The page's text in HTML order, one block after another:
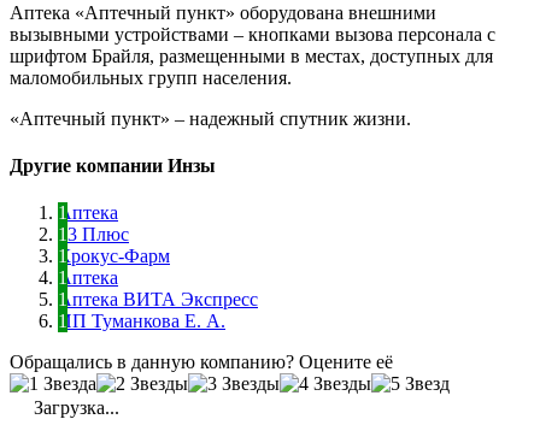
Аптека «Аптечный пункт» оборудована внешними
вызывными устройствами – кнопками вызова персонала с
шрифтом Брайля, размещенными в местах, доступных для
маломобильных групп населения.
«Аптечный пункт» – надежный спутник жизни.
Другие компании Инзы
Аптека
73 Плюс
Крокус-Фарм
Аптека
Аптека ВИТА Экспресс
ИП Туманкова Е. А.
Обращались в данную компанию? Оцените её
Загрузка...